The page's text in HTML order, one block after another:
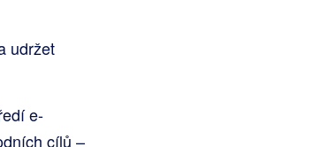
udržet
e-
cílů –